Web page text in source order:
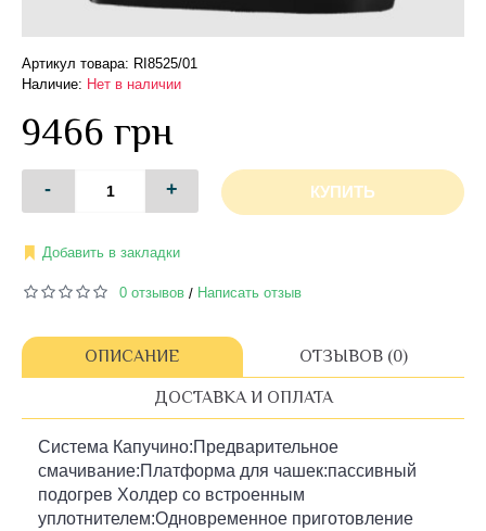
Артикул товара: RI8525/01
Наличие: Нет в наличии
9466 грн
- + КУПИТЬ
Добавить в закладки
0 отзывов / Написать отзыв
ОПИСАНИЕ ОТЗЫВОВ (0)
ДОСТАВКА И ОПЛАТА
Система Капучино:Предварительное
смачивание:Платформа для чашек:пассивный
подогрев Холдер со встроенным
уплотнителем:Одновременное приготовление